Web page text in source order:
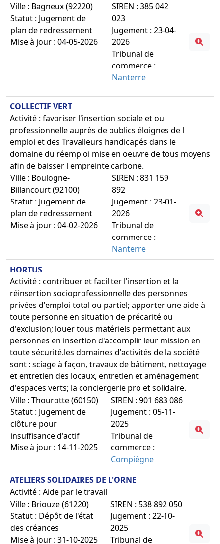
Ville : Bagneux (92220)
Statut : Jugement de
plan de redressement
Mise à jour : 04-05-2026
SIREN : 385 042
023
Jugement : 23-04-
2026
Tribunal de
commerce :
Nanterre
COLLECTIF VERT
Activité : favoriser l'insertion sociale et ou
professionnelle auprès de publics éloignes de l
emploi et des Travalleurs handicapés dans le
domaine du réemploi mise en oeuvre de tous moyens
afin de baisser l empreinte carbone.
Ville : Boulogne-
Billancourt (92100)
Statut : Jugement de
plan de redressement
Mise à jour : 04-02-2026
SIREN : 831 159
892
Jugement : 23-01-
2026
Tribunal de
commerce :
Nanterre
HORTUS
Activité : contribuer et faciliter l'insertion et la
réinsertion socioprofessionnelle des personnes
privées d'emploi total ou partiel; apporter une aide à
toute personne en situation de précarité ou
d'exclusion; louer tous matériels permettant aux
personnes en insertion d'accomplir leur mission en
toute sécurité.les domaines d'activités de la société
sont : sciage à façon, travaux de bâtiment, nettoyage
et entretien des locaux, entretien et aménagement
d'espaces verts; la conciergerie pro et solidaire.
Ville : Thourotte (60150)
Statut : Jugement de
clôture pour
insuffisance d'actif
Mise à jour : 14-11-2025
SIREN : 901 683 086
Jugement : 05-11-
2025
Tribunal de
commerce :
Compiègne
ATELIERS SOLIDAIRES DE L'ORNE
Activité : Aide par le travail
Ville : Briouze (61220)
Statut : Dépôt de l'état
des créances
Mise à jour : 31-10-2025
SIREN : 538 892 050
Jugement : 22-10-
2025
Tribunal de